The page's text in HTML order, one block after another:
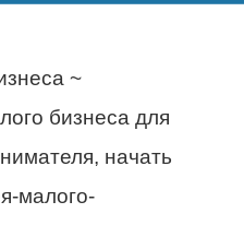
~
бизнеса для
начать
малого-